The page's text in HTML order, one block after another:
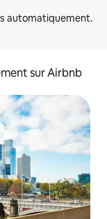
sur Airbnb